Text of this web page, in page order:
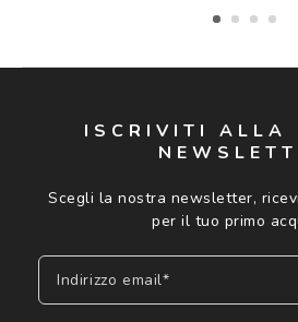
ISCRIVITI ALLA
Scegli la nostra newsletter,
per il tuo primo
Indirizzo email*